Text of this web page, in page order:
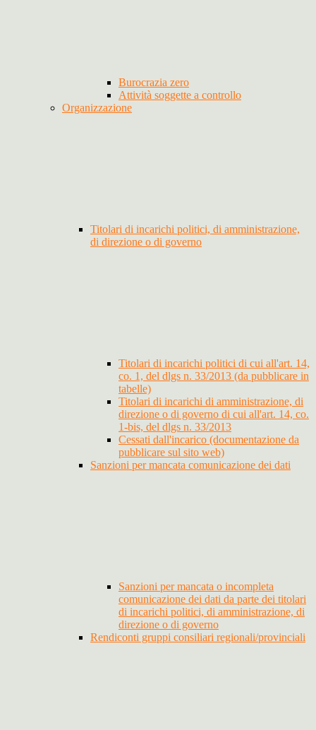
Burocrazia zero
Attività soggette a controllo
Organizzazione
Titolari di incarichi politici, di amministrazione,
di direzione o di governo
Titolari di incarichi politici di cui all'art. 14,
co. 1, del dlgs n. 33/2013 (da pubblicare in
tabelle)
Titolari di incarichi di amministrazione, di
direzione o di governo di cui all'art. 14, co.
1-bis, del dlgs n. 33/2013
Cessati dall'incarico (documentazione da
pubblicare sul sito web)
Sanzioni per mancata comunicazione dei dati
Sanzioni per mancata o incompleta
comunicazione dei dati da parte dei titolari
di incarichi politici, di amministrazione, di
direzione o di governo
Rendiconti gruppi consiliari regionali/provinciali